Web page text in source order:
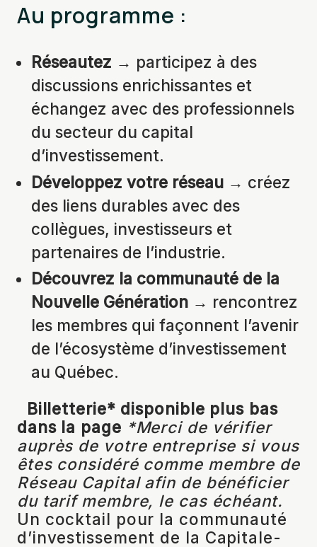
Au programme :
Réseautez → participez à des
discussions enrichissantes et
échangez avec des professionnels
du secteur du capital
d’investissement.
Développez votre réseau → créez
des liens durables avec des
collègues, investisseurs et
partenaires de l’industrie.
Découvrez la communauté de la
Nouvelle Génération → rencontrez
les membres qui façonnent l’avenir
de l’écosystème d’investissement
au Québec.
Billetterie* disponible plus bas
dans la page *Merci de vérifier
auprès de votre entreprise si vous
êtes considéré comme membre de
Réseau Capital afin de bénéficier
du tarif membre, le cas échéant.
Un cocktail pour la communauté
d’investissement de la Capitale-